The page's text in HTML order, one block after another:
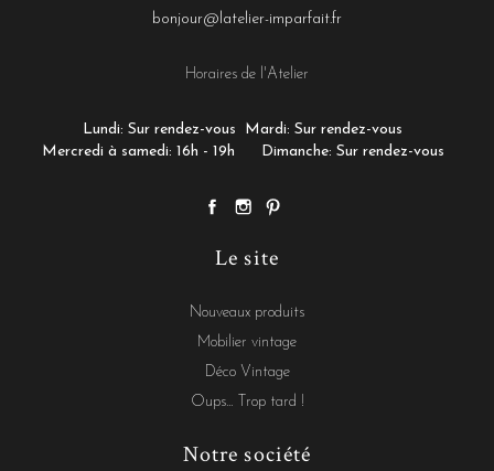
bonjour@latelier-imparfait.fr
Horaires de l'Atelier
Lundi: Sur rendez-vous
Mardi: Sur rendez-vous
Mercredi à samedi: 16h - 19h
Dimanche: Sur rendez-vous
Le site
Nouveaux produits
Mobilier vintage
Déco Vintage
Oups... Trop tard !
Notre société